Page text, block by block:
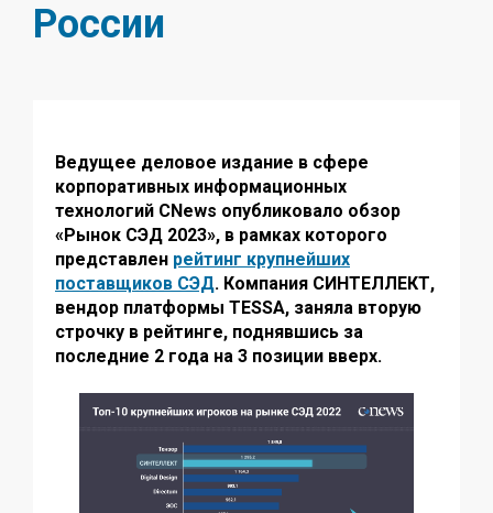
России
Ведущее деловое издание в сфере
корпоративных информационных
технологий CNews опубликовало обзор
«Рынок СЭД 2023», в рамках которого
представлен рейтинг крупнейших
поставщиков СЭД. Компания СИНТЕЛЛЕКТ,
вендор платформы TESSA, заняла вторую
строчку в рейтинге, поднявшись за
последние 2 года на 3 позиции вверх.